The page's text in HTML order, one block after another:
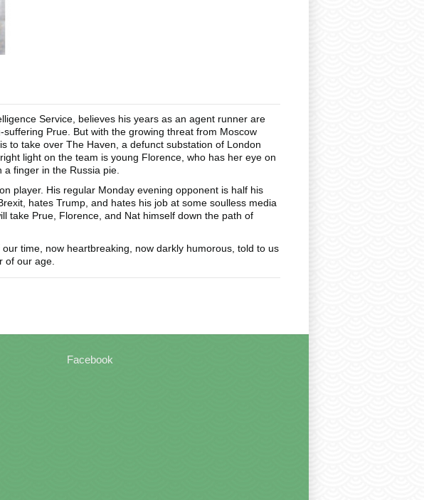
Service, believes his years as an agent runner are
Prue. But with the growing threat from Moscow
to take over The Haven, a defunct substation of London
light on the team is young Florence, who has her eye on
finger in the Russia pie.
player. His regular Monday evening opponent is half his
hates Trump, and hates his job at some soulless media
take Prue, Florence, and Nat himself down the path of
time, now heartbreaking, now darkly humorous, told to us
of our age.
Facebook